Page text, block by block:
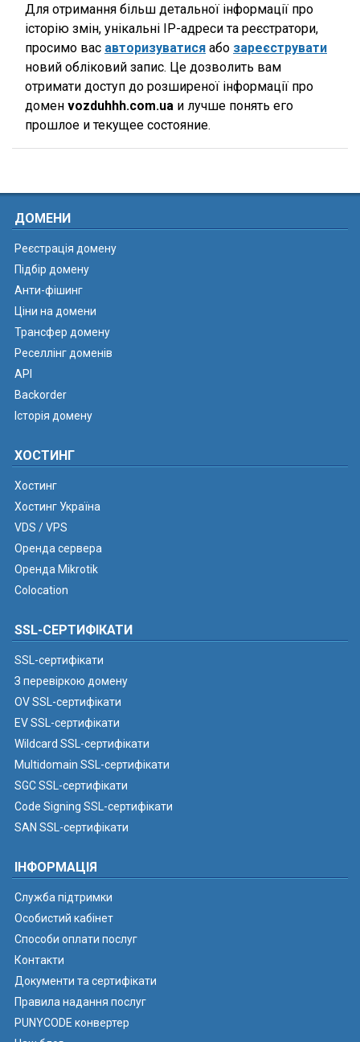
Для отримання більш детальної інформації про
історію змін, унікальні IP-адреси та реєстратори,
просимо вас авторизуватися або зареєструвати
новий обліковий запис. Це дозволить вам
отримати доступ до розширеної інформації про
домен vozduhhh.com.ua и лучше понять его
прошлое и текущее состояние.
ДОМЕНИ
Реєстрація домену
Підбір домену
Анти-фішинг
Ціни на домени
Трансфер домену
Реселлінг доменів
API
Backorder
Історія домену
ХОСТИНГ
Хостинг
Хостинг Україна
VDS / VPS
Оренда сервера
Оренда Mikrotik
Colocation
SSL-СЕРТИФІКАТИ
SSL-сертифікати
З перевіркою домену
OV SSL-сертифікати
EV SSL-сертифікати
Wildcard SSL-сертифікати
Multidomain SSL-сертифікати
SGC SSL-сертифікати
Code Signing SSL-сертифікати
SAN SSL-сертифікати
ІНФОРМАЦІЯ
Служба підтримки
Особистий кабінет
Способи оплати послуг
Контакти
Документи та сертифікати
Правила надання послуг
PUNYCODE конвертер